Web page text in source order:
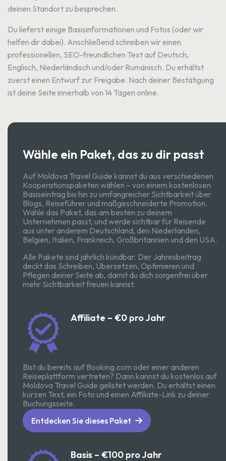
deinen Standort zu besprechen.
Du lieferst einige Basisinformationen und Fotos (oder wir
helfen dir dabei). Anschließend schreiben wir einen
professionellen, SEO-freundlichen Text auf Deutsch,
Englisch, Niederländisch und/oder Rumänisch. Du erhältst
zuerst einen Entwurf zur Freigabe. Nach deiner Bestätigung
ist deine Seite innerhalb von 14 Tagen online.
Wähle ein Paket, das zu dir passt
Auf Moldova Travel Guide kannst du aus verschiedenen
Kooperationspaketen wählen – von einem kostenlosen
Basiseintrag bis hin zu umfangreicher Sichtbarkeit über
Blogs, Reiseführer und maßgeschneiderte Promotion.
Wähle das Paket, das am besten zu deinem
Unternehmen passt, und werde sichtbar für Reisende
aus unter anderem Deutschland, den Niederlanden,
Belgien, Italien, Frankreich, Großbritannien und den USA.
Alle Pakete sind jährlich kündbar. Der Jahresbeitrag
deckt das Schreiben, Übersetzen, Optimieren und
Pflegen deiner Seite ab, damit du dich sorgenfrei über
mehr Sichtbarkeit freuen kannst.
Affiliate – €0 pro Jahr
Bist du bereits auf Booking.com oder einer anderen
Reiseplattform vertreten? Dann kannst du kostenlos auf
Moldova Travel Guide gelistet werden. Du erhältst einen
kurzen Text, ein Foto und einen Affiliate-Link zu deiner
Buchungsseite.
Entdecken Sie dieses Paket
Basis – €100 pro Jahr